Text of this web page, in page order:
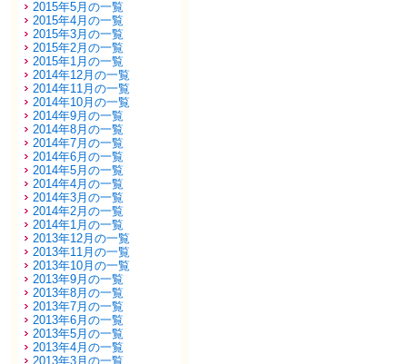
2015年5月の一覧
2015年4月の一覧
2015年3月の一覧
2015年2月の一覧
2015年1月の一覧
2014年12月の一覧
2014年11月の一覧
2014年10月の一覧
2014年9月の一覧
2014年8月の一覧
2014年7月の一覧
2014年6月の一覧
2014年5月の一覧
2014年4月の一覧
2014年3月の一覧
2014年2月の一覧
2014年1月の一覧
2013年12月の一覧
2013年11月の一覧
2013年10月の一覧
2013年9月の一覧
2013年8月の一覧
2013年7月の一覧
2013年6月の一覧
2013年5月の一覧
2013年4月の一覧
2013年3月の一覧